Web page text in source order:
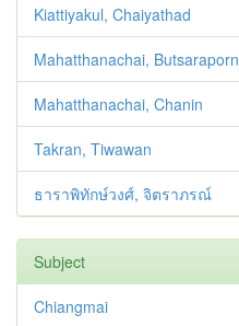
Kiattiyakul, Chaiyathad
Mahatthanachai, Butsaraporn
Mahatthanachai, Chanin
Takran, Tiwawan
ธาราพิทักษ์วงศ์, จิตราภรณ์
Subject
Chiangmai